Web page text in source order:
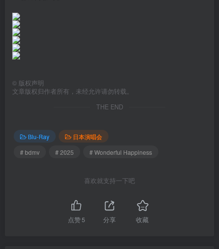
© 版权声明
文章版权归作者所有，未经允许请勿转载。
THE END
Blu-Ray
日本演唱会
# bdmv
# 2025 # Wonderful Happiness
喜欢就支持一下吧
点赞5 分享 收藏